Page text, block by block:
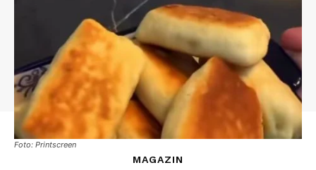
Foto: Printscreen
MAGAZIN